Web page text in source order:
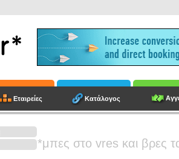
Εταιρείες Κατάλογος
*μπες στο vres και βρες